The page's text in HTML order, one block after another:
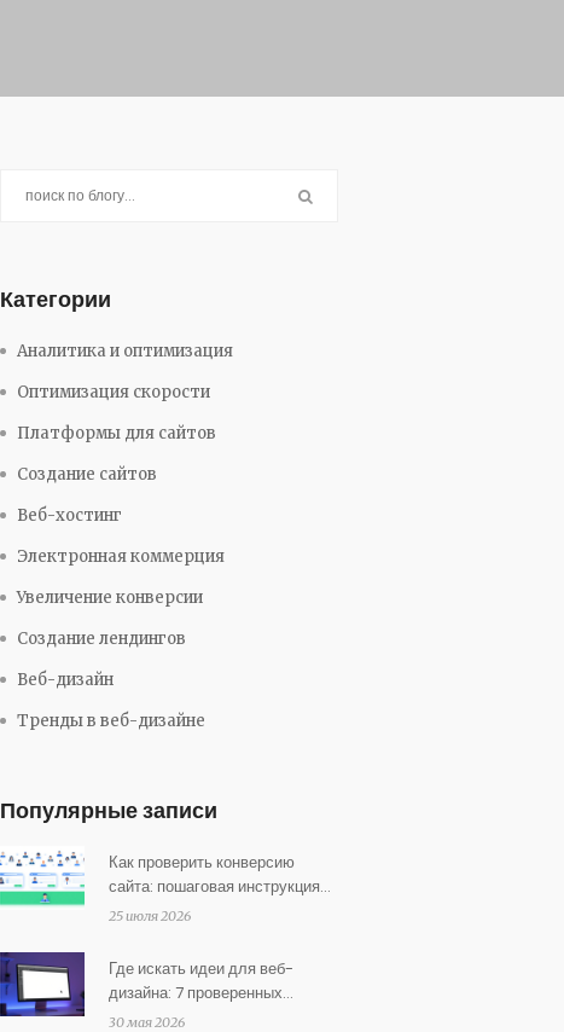
Категории
Аналитика и оптимизация
Оптимизация скорости
Платформы для сайтов
Создание сайтов
Веб-хостинг
Электронная коммерция
Увеличение конверсии
Создание лендингов
Веб-дизайн
Тренды в веб-дизайне
Популярные записи
Как проверить конверсию
сайта: пошаговая инструкция
для владельцев бизнеса
25 июля 2026
Где искать идеи для веб-
дизайна: 7 проверенных
источников и стратегия
30 мая 2026